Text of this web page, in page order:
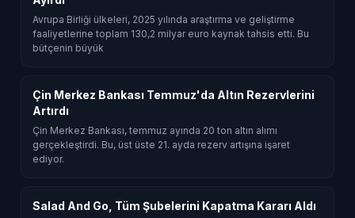
Avrupa Birliği ülkeleri, 2025 yılında araştırma ve geliştirme
faaliyetlerine toplam 130,2 milyar euro kaynak tahsis etti. Bu
bütçenin büyük
Çin Merkez Bankası Temmuz'da Altın Rezervlerini
Artırdı
Çin Merkez Bankası, temmuz ayında 20 ton altın alımı
gerçekleştirdi. Bu, üst üste 21. ayda rezerv artışına işaret
ediyor.
Salad And Go, Tüm Şubelerini Kapatma Kararı Aldı